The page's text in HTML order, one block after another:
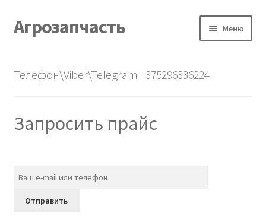
Перейти
к
Перейти
к
Агрозапчасть Меню
О нас
Телефон\Viber\Telegram +375296336224
Запросить прайс